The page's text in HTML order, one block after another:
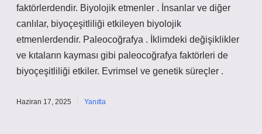
faktörlerdendir. Biyolojik etmenler . İnsanlar ve diğer
canlılar, biyoçeşitliliği etkileyen biyolojik
etmenlerdendir. Paleocoğrafya . İklimdeki değişiklikler
ve kıtaların kayması gibi paleocoğrafya faktörleri de
biyoçeşitliliği etkiler. Evrimsel ve genetik süreçler .
Haziran 17, 2025 Yanıtla